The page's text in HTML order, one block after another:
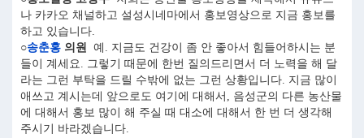
나 카카오 채널하고 설성시네마에서 홍보영상으로 지금 홍보를
하고 있습니다.
○송춘홍 의원
예. 지금도 건강이 좀 안 좋아서 힘들어하시는 분
들이 계세요. 그렇기 때문에 한번 질의드리면서 더 노력을 해 달
라는 그런 부탁을 드릴 수밖에 없는 그런 상황입니다. 지금 많이
애쓰고 계시는데 앞으로도 여기에 대해서, 음성군의 다른 농산물
에 대해서 홍보 많이 해 주실 때 대소에 대해서 한 번 더 생각해
주시기 바라겠습니다.